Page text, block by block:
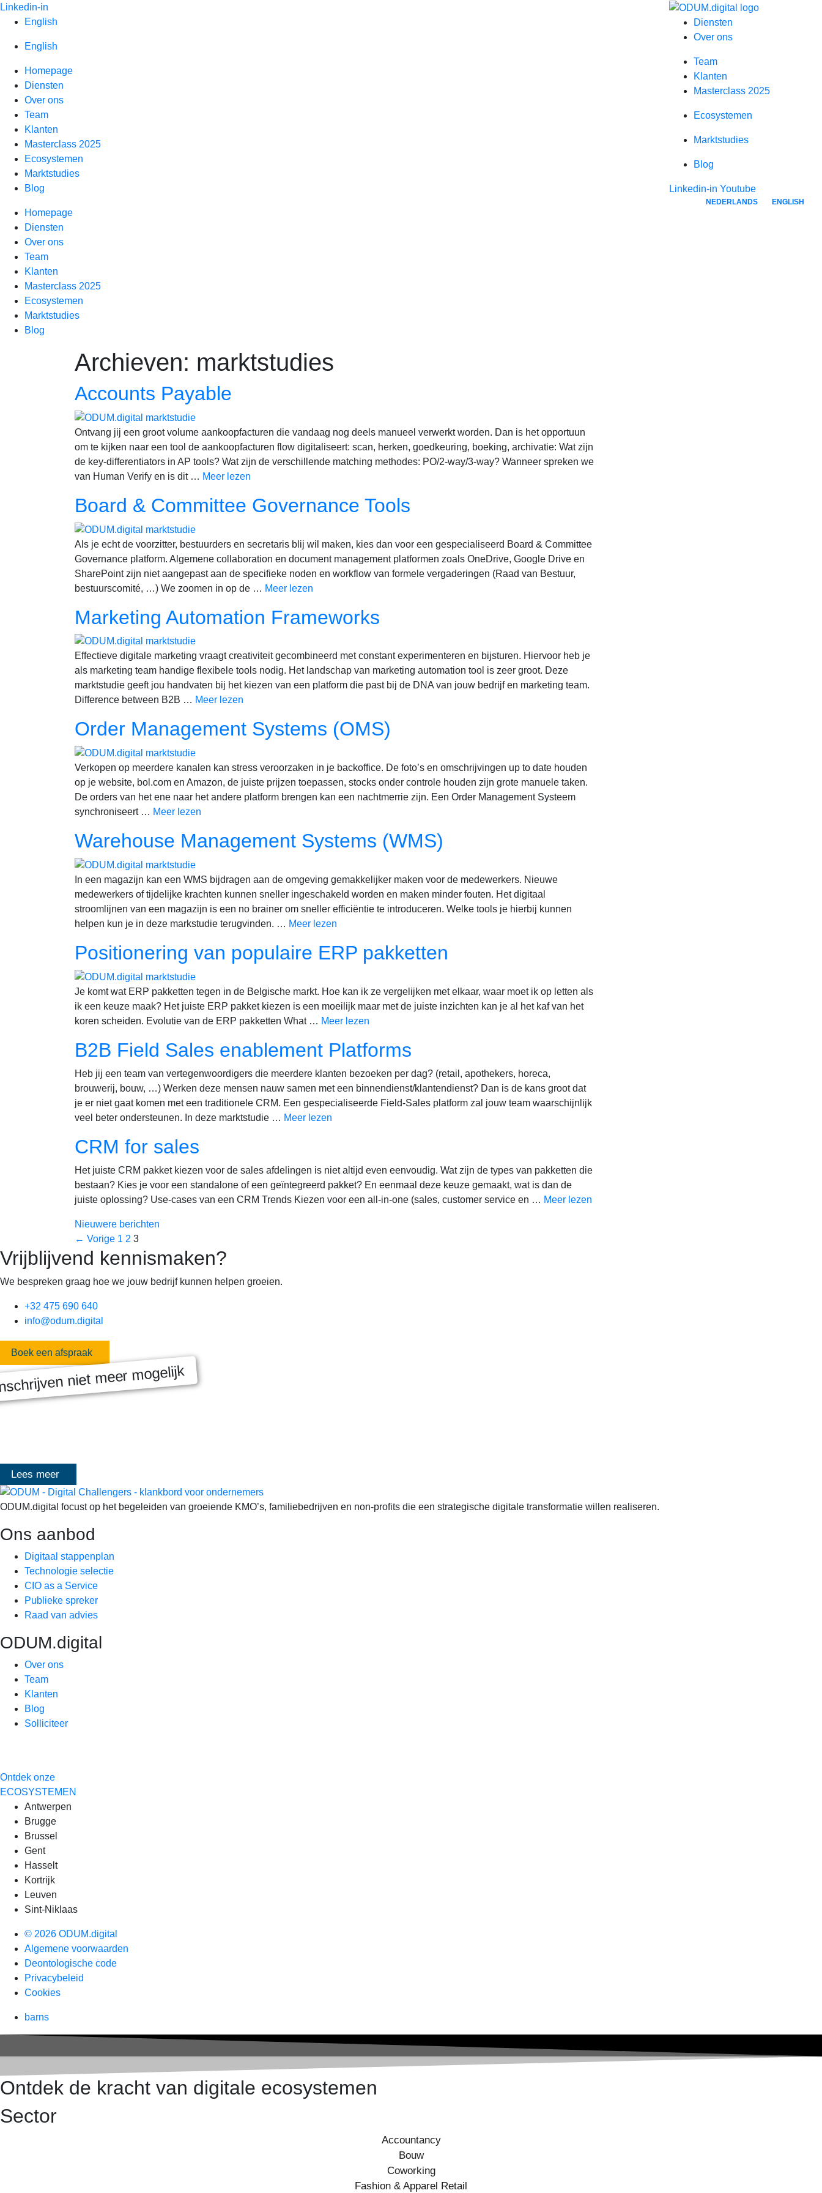
Spring
naar
Diensten
Over ons
Team
Klanten
Masterclass 2025
Ecosystemen
Marktstudies
Blog
Linkedin-in Youtube
NEDERLANDS ENGLISH
Linkedin-in
English
English
Homepage
Diensten
Over ons
Team
Klanten
Masterclass 2025
Ecosystemen
Marktstudies
Blog
Homepage
Diensten
Over ons
Team
Klanten
Masterclass 2025
Ecosystemen
Marktstudies
Blog
Archieven: marktstudies
Accounts Payable
Ontvang jij een groot volume aankoopfacturen die vandaag nog deels manueel verwerkt worden. Dan is het opportuun
om te kijken naar een tool de aankoopfacturen flow digitaliseert: scan, herken, goedkeuring, boeking, archivatie: Wat zijn
de key-differentiators in AP tools? Wat zijn de verschillende matching methodes: PO/2-way/3-way? Wanneer spreken we
van Human Verify en is dit … Meer lezen
Board & Committee Governance Tools
Als je echt de voorzitter, bestuurders en secretaris blij wil maken, kies dan voor een gespecialiseerd Board & Committee
Governance platform. Algemene collaboration en document management platformen zoals OneDrive, Google Drive en
SharePoint zijn niet aangepast aan de specifieke noden en workflow van formele vergaderingen (Raad van Bestuur,
bestuurscomité, …) We zoomen in op de … Meer lezen
Marketing Automation Frameworks
Effectieve digitale marketing vraagt creativiteit gecombineerd met constant experimenteren en bijsturen. Hiervoor heb je
als marketing team handige flexibele tools nodig. Het landschap van marketing automation tool is zeer groot. Deze
marktstudie geeft jou handvaten bij het kiezen van een platform die past bij de DNA van jouw bedrijf en marketing team.
Difference between B2B … Meer lezen
Order Management Systems (OMS)
Verkopen op meerdere kanalen kan stress veroorzaken in je backoffice. De foto’s en omschrijvingen up to date houden
op je website, bol.com en Amazon, de juiste prijzen toepassen, stocks onder controle houden zijn grote manuele taken.
De orders van het ene naar het andere platform brengen kan een nachtmerrie zijn. Een Order Management Systeem
synchroniseert … Meer lezen
Warehouse Management Systems (WMS)
In een magazijn kan een WMS bijdragen aan de omgeving gemakkelijker maken voor de medewerkers. Nieuwe
medewerkers of tijdelijke krachten kunnen sneller ingeschakeld worden en maken minder fouten. Het digitaal
stroomlijnen van een magazijn is een no brainer om sneller efficiëntie te introduceren. Welke tools je hierbij kunnen
helpen kun je in deze markstudie terugvinden. … Meer lezen
Positionering van populaire ERP pakketten
Je komt wat ERP pakketten tegen in de Belgische markt. Hoe kan ik ze vergelijken met elkaar, waar moet ik op letten als
ik een keuze maak? Het juiste ERP pakket kiezen is een moeilijk maar met de juiste inzichten kan je al het kaf van het
koren scheiden. Evolutie van de ERP pakketten What … Meer lezen
B2B Field Sales enablement Platforms
Heb jij een team van vertegenwoordigers die meerdere klanten bezoeken per dag? (retail, apothekers, horeca,
brouwerij, bouw, …) Werken deze mensen nauw samen met een binnendienst/klantendienst? Dan is de kans groot dat
je er niet gaat komen met een traditionele CRM. Een gespecialiseerde Field-Sales platform zal jouw team waarschijnlijk
veel beter ondersteunen. In deze marktstudie … Meer lezen
CRM for sales
Het juiste CRM pakket kiezen voor de sales afdelingen is niet altijd even eenvoudig. Wat zijn de types van pakketten die
bestaan? Kies je voor een standalone of een geïntegreerd pakket? En eenmaal deze keuze gemaakt, wat is dan de
juiste oplossing? Use-cases van een CRM Trends Kiezen voor een all-in-one (sales, customer service en … Meer lezen
Nieuwere berichten
← Vorige Pagina
1 Pagina
2 Pagina
3
Vrijblijvend kennismaken?
We bespreken graag hoe we jouw bedrijf kunnen helpen groeien.
+32 475 690 640
info@odum.digital
Boek een afspraak
niet meer mogelijk
MASTERCLASS 2025
Lees meer
ODUM.digital focust op het begeleiden van groeiende KMO’s, familiebedrijven en non-profits die een strategische digitale transformatie willen realiseren.
Ons aanbod
Digitaal stappenplan
Technologie selectie
CIO as a Service
Publieke spreker
Raad van advies
ODUM.digital
Over ons
Team
Klanten
Blog
Solliciteer
Ontdek onze
ECOSYSTEMEN
Antwerpen
Brugge
Brussel
Gent
Hasselt
Kortrijk
Leuven
Sint-Niklaas
© 2026 ODUM.digital
Algemene voorwaarden
Deontologische code
Privacybeleid
Cookies
barns
Ontdek de kracht van digitale ecosystemen
Sector
Accountancy
Bouw
Coworking
Fashion & Apparel Retail